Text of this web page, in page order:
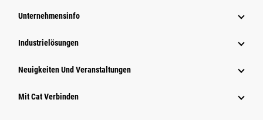
Unternehmensinfo
Industrielösungen
Neuigkeiten Und Veranstaltungen
Mit Cat Verbinden